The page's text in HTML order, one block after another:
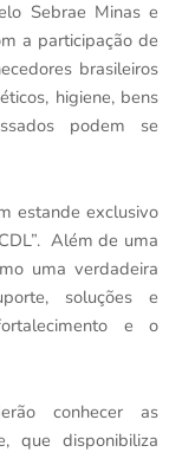
Sebrae Minas e
a participação de
brasileiros
higiene, bens
podem se
estande exclusivo
Além de uma
uma verdadeira
soluções e
e o
conhecer as
que disponibiliza